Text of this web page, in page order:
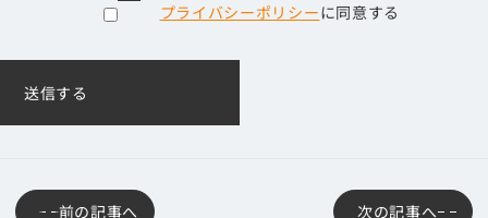
プライバシーポリシーに同意する
前の記事へ 次の記事へ